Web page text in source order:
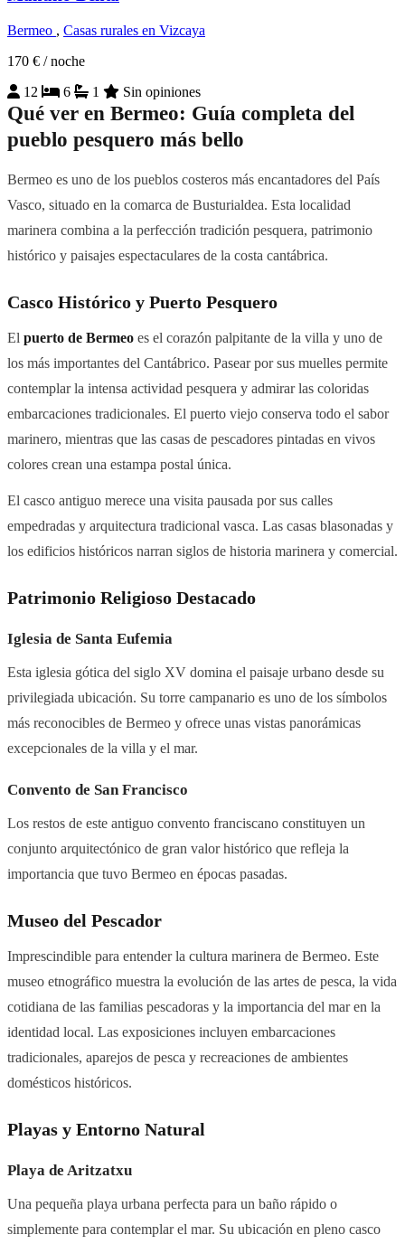
Bermeo , Casas rurales en Vizcaya
170 € / noche
12
6 1 Sin opiniones
Qué ver en Bermeo: Guía completa del
pueblo pesquero más bello
Bermeo es uno de los pueblos costeros más encantadores del País
Vasco, situado en la comarca de Busturialdea. Esta localidad
marinera combina a la perfección tradición pesquera, patrimonio
histórico y paisajes espectaculares de la costa cantábrica.
Casco Histórico y Puerto Pesquero
El puerto de Bermeo es el corazón palpitante de la villa y uno de
los más importantes del Cantábrico. Pasear por sus muelles permite
contemplar la intensa actividad pesquera y admirar las coloridas
embarcaciones tradicionales. El puerto viejo conserva todo el sabor
marinero, mientras que las casas de pescadores pintadas en vivos
colores crean una estampa postal única.
El casco antiguo merece una visita pausada por sus calles
empedradas y arquitectura tradicional vasca. Las casas blasonadas y
los edificios históricos narran siglos de historia marinera y comercial.
Patrimonio Religioso Destacado
Iglesia de Santa Eufemia
Esta iglesia gótica del siglo XV domina el paisaje urbano desde su
privilegiada ubicación. Su torre campanario es uno de los símbolos
más reconocibles de Bermeo y ofrece unas vistas panorámicas
excepcionales de la villa y el mar.
Convento de San Francisco
Los restos de este antiguo convento franciscano constituyen un
conjunto arquitectónico de gran valor histórico que refleja la
importancia que tuvo Bermeo en épocas pasadas.
Museo del Pescador
Imprescindible para entender la cultura marinera de Bermeo. Este
museo etnográfico muestra la evolución de las artes de pesca, la vida
cotidiana de las familias pescadoras y la importancia del mar en la
identidad local. Las exposiciones incluyen embarcaciones
tradicionales, aparejos de pesca y recreaciones de ambientes
domésticos históricos.
Playas y Entorno Natural
Playa de Aritzatxu
Una pequeña playa urbana perfecta para un baño rápido o
simplemente para contemplar el mar. Su ubicación en pleno casco